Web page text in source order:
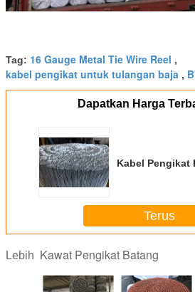
Tag: 16 Gauge Metal Tie Wire Reel ,
kabel pengikat untuk tulangan baja ,
Dapatkan Harga
Kabel Pengikat
Terus
Lebih Kawat Pengikat Batang